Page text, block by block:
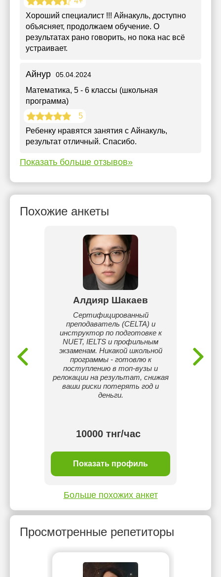
Хороший специалист !!! Айнакуль, доступно
объясняет, продолжаем обучение. О
результатах рано говорить, но пока нас всё
устраивает.
Айнур 05.04.2024
Математика, 5 - 6 классы (школьная
программа)
5
Ребенку нравятся занятия с Айнакуль,
результат отличный. Спасибо.
Показать больше отзывов»
Похожие анкеты
Алдияр Шакаев
Сертифицированный
преподаватель (CELTA) и
инструктор по подготовке к
NUET, IELTS и профильным
экзаменам. Никакой школьной
программы - готовлю к
поступлению в топ-вузы и
релокации на результат, снижая
ваши риски потерять год и
деньги.
10000 тнг/час
Показать профиль
Больше похожих анкет
Просмотренные репетиторы